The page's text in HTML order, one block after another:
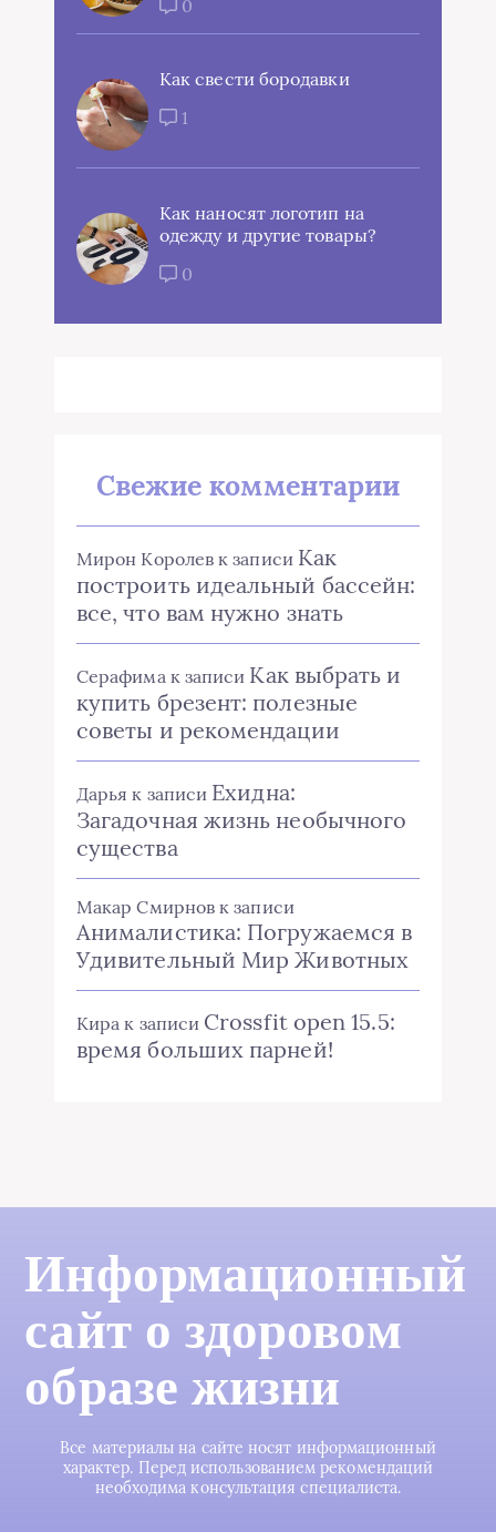
0
Как свести бородавки
1
Как наносят логотип на
одежду и другие товары?
0
Свежие комментарии
Мирон Королев к записи Как
построить идеальный бассейн:
все, что вам нужно знать
Серафима к записи Как выбрать и
купить брезент: полезные
советы и рекомендации
Дарья к записи Ехидна:
Загадочная жизнь необычного
существа
Макар Смирнов к записи
Анималистика: Погружаемся в
Удивительный Мир Животных
Кира к записи Crossfit open 15.5:
время больших парней!
Информационный
сайт о здоровом
образе жизни
Все материалы на сайте носят информационный
характер. Перед использованием рекомендаций
необходима консультация специалиста.